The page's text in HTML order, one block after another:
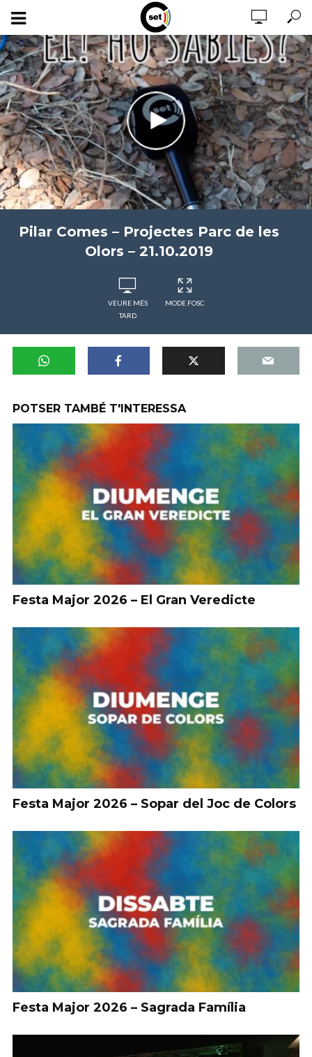
Pilar Comes – Projectes Parc de les
Olors – 21.10.2019
VEURE MÉS
TARD
MODE FOSC
POTSER TAMBÉ T'INTERESSA
Festa Major 2026 – El Gran Veredicte
Festa Major 2026 – Sopar del Joc de Colors
Festa Major 2026 – Sagrada Família